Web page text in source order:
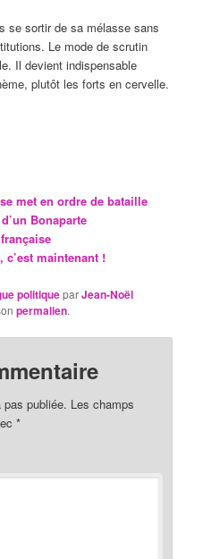
se sortir de sa mélasse sans
Le mode de scrutin
Il devient indispensable
plutôt les forts en cervelle.
met en ordre de bataille
Bonaparte
maintenant !
politiqueparJean-Noël
permalien.
publiée. Les champs
*